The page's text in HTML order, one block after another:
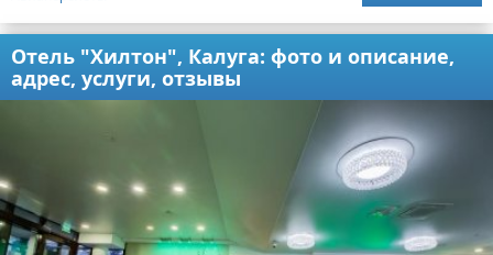
Отель "Хилтон", Калуга: фото и описание,
адрес, услуги, отзывы